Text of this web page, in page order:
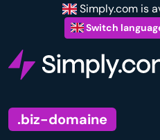
Simply.com is
Switch
.biz-domaine